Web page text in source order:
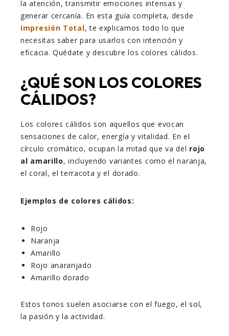
la atención, transmitir emociones intensas y
generar cercanía. En esta guía completa, desde
Impresión Total, te explicamos todo lo que
necesitas saber para usarlos con intención y
eficacia. Quédate y descubre los colores cálidos.
¿QUÉ SON LOS COLORES
CÁLIDOS?
Los colores cálidos son aquellos que evocan
sensaciones de calor, energía y vitalidad. En el
círculo cromático, ocupan la mitad que va del rojo
al amarillo, incluyendo variantes como el naranja,
el coral, el terracota y el dorado.
Ejemplos de colores cálidos:
Rojo
Naranja
Amarillo
Rojo anaranjado
Amarillo dorado
Estos tonos suelen asociarse con el fuego, el sol,
la pasión y la actividad.